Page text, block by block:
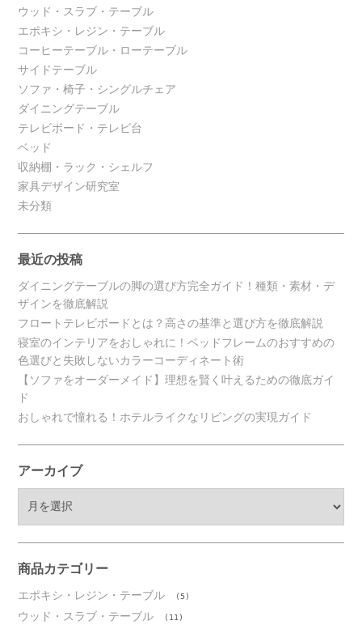
ウッド・スラブ・テーブル
エポキシ・レジン・テーブル
コーヒーテーブル・ローテーブル
サイドテーブル
ソファ・椅子・シングルチェア
ダイニングテーブル
テレビボード・テレビ台
ベッド
収納棚・ラック・シェルフ
家具デザイン研究室
未分類
最近の投稿
ダイニングテーブルの脚の選び方完全ガイド！種類・素材・デ
ザインを徹底解説
フロートテレビボードとは？高さの基準と選び方を徹底解説
寝室のインテリアをおしゃれに！ベッドフレームのおすすめの
色選びと失敗しないカラーコーディネート術
【ソファをオーダーメイド】理想を賢く叶えるための徹底ガイ
ド
おしゃれで憧れる！ホテルライクなリビングの実現ガイド
アーカイブ
ブ
商品カテゴリー
エポキシ・レジン・テーブル (5)
ウッド・スラブ・テーブル (11)